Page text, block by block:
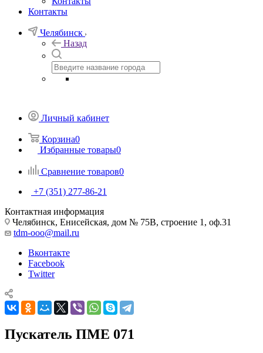
Контакты
Челябинск
Назад
Личный кабинет
Корзина0
Избранные товары0
Сравнение товаров0
+7 (351) 277-86-21
Контактная информация
Челябинск, Енисейская, дом № 75В, строение 1, оф.31
tdm-ooo@mail.ru
Вконтакте
Facebook
Twitter
Пускатель ПМЕ 071